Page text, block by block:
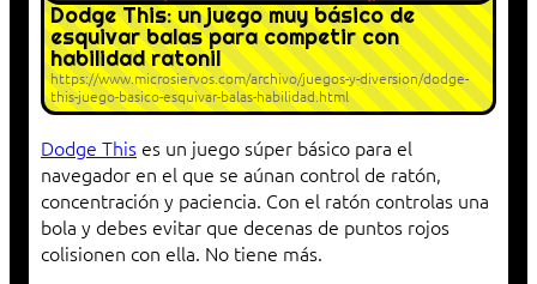
Dodge This: un juego muy básico de
esquivar balas para competir con
habilidad ratonil
https://www.microsiervos.com/archivo/juegos-y-diversion/dodge-
this-juego-basico-esquivar-balas-habilidad.html
Dodge This es un juego súper básico para el
navegador en el que se aúnan control de ratón,
concentración y paciencia. Con el ratón controlas una
bola y debes evitar que decenas de puntos rojos
colisionen con ella. No tiene más.